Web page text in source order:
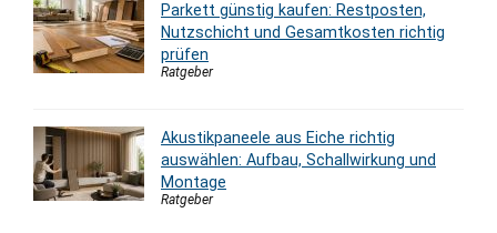
Parkett günstig kaufen: Restposten,
Nutzschicht und Gesamtkosten richtig
prüfen
Ratgeber
Akustikpaneele aus Eiche richtig
auswählen: Aufbau, Schallwirkung und
Montage
Ratgeber